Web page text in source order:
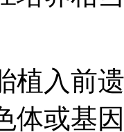
入前遗
体或基